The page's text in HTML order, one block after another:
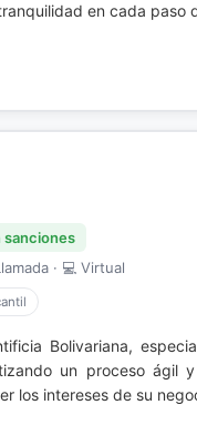
en cada paso
sanciones
· 💻 Virtual
Bolivariana,
un proceso
los intereses de su